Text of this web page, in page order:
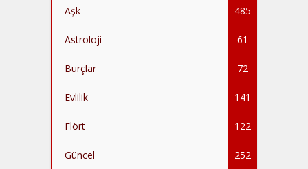
Aşk 485
Astroloji 61
Burçlar 72
Evlilik 141
Flört 122
Güncel 252